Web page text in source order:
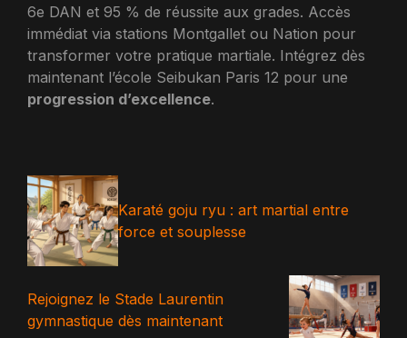
6e DAN et 95 % de réussite aux grades. Accès
immédiat via stations Montgallet ou Nation pour
transformer votre pratique martiale. Intégrez dès
maintenant l’école Seibukan Paris 12 pour une
progression d’excellence.
Karaté goju ryu : art martial entre
force et souplesse
Rejoignez le Stade Laurentin
gymnastique dès maintenant